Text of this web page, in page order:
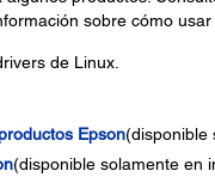
sobre cómo
de Linux.
Epson(disponible
(disponible solamente en